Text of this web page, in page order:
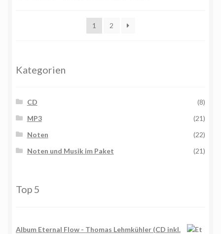
1
2
Kategorien
CD
(8)
MP3
(21)
Noten
(22)
Noten und Musik im Paket
(21)
Top 5
Album Eternal Flow - Thomas Lehmkühler (CD inkl.